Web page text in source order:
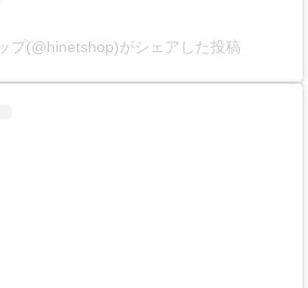
プ(@hinetshop)がシェアした投稿